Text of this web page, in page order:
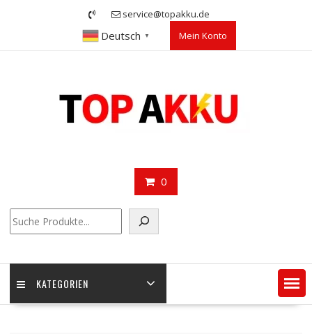
service@topakku.de
Deutsch ▼ Mein Konto
0
KATEGORIEN